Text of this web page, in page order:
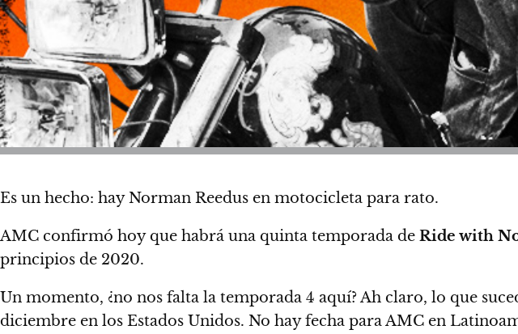
Es un hecho: hay Norman Reedus en motocicleta para rato.
AMC confirmó hoy que habrá una quinta temporada de Ride with
principios de 2020.
Un momento, ¿no nos falta la temporada 4 aquí? Ah claro, lo que
diciembre en los Estados Unidos. No hay fecha para AMC en